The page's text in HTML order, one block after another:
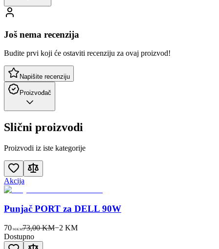
Još nema recenzija
Budite prvi koji će ostaviti recenziju za ovaj proizvod!
Napišite recenziju
Proizvođač
Slični proizvodi
Proizvodi iz iste kategorije
Akcija
Punjač PORT za DELL 90W
70 90KM73,00 KM−2 KM
Dostupno